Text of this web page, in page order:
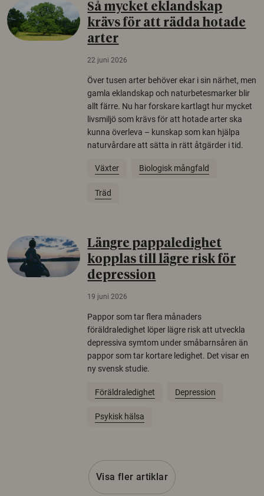
Så mycket eklandskap
krävs för att rädda hotade
arter
22 juni 2026
Över tusen arter behöver ekar i sin närhet, men
gamla eklandskap och naturbetesmarker blir
allt färre. Nu har forskare kartlagt hur mycket
livsmiljö som krävs för att hotade arter ska
kunna överleva – kunskap som kan hjälpa
naturvårdare att sätta in rätt åtgärder i tid.
Växter Biologisk mångfald
Träd
Längre pappaledighet
kopplas till lägre risk för
depression
19 juni 2026
Pappor som tar flera månaders
föräldraledighet löper lägre risk att utveckla
depressiva symtom under småbarnsåren än
pappor som tar kortare ledighet. Det visar en
ny svensk studie.
Föräldraledighet Depression
Psykisk hälsa
Visa fler artiklar